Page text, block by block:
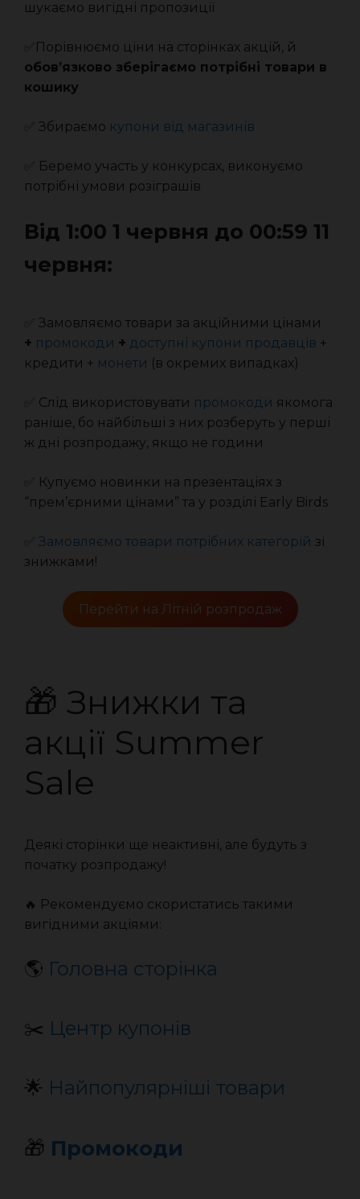
шукаємо вигідні пропозиції
✅Порівнюємо ціни на сторінках акцій, й
обов’язково зберігаємо потрібні товари в
кошику
✅ Збираємо купони від магазинів
✅ Беремо участь у конкурсах, виконуємо
потрібні умови розіграшів
Від 1:00 1 червня до 00:59 11
червня:
✅ Замовляємо товари за акційними цінами
+ промокоди + доступні купони продавців +
кредити + монети (в окремих випадках)
✅ Слід використовувати промокоди якомога
раніше, бо найбільші з них розберуть у перші
ж дні розпродажу, якщо не години
✅ Купуємо новинки на презентаціях з
“прем’єрними цінами” та у розділі Early Birds
Замовляємо товари потрібних категорій зі
знижками!
Перейти на Літній розпродаж
🎁 Знижки та
акції Summer
Sale
Деякі сторінки ще неактивні, але будуть з
початку розпродажу!
🔥 Рекомендуємо скористатись такими
вигідними акціями:
🌎 Головна сторінка
✂️ Центр купонів
🌟 Найпопулярніші товари
🎁 Промокоди